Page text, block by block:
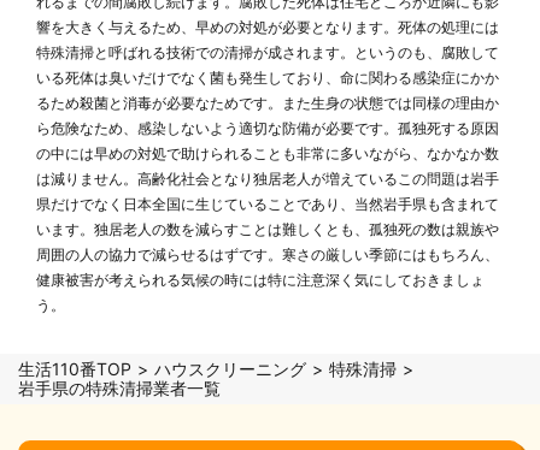
響を大きく与えるため、早めの対処が必要となります。死体の処理には
特殊清掃と呼ばれる技術での清掃が成されます。というのも、腐敗して
いる死体は臭いだけでなく菌も発生しており、命に関わる感染症にかか
るため殺菌と消毒が必要なためです。また生身の状態では同様の理由か
ら危険なため、感染しないよう適切な防備が必要です。孤独死する原因
の中には早めの対処で助けられることも非常に多いながら、なかなか数
は減りません。高齢化社会となり独居老人が増えているこの問題は岩手
県だけでなく日本全国に生じていることであり、当然岩手県も含まれて
います。独居老人の数を減らすことは難しくとも、孤独死の数は親族や
周囲の人の協力で減らせるはずです。寒さの厳しい季節にはもちろん、
健康被害が考えられる気候の時には特に注意深く気にしておきましょ
う。
生活110番TOP ハウスクリーニング
特殊清掃
岩手県の特殊清掃業者一覧